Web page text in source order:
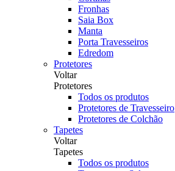
Fronhas
Saia Box
Manta
Porta Travesseiros
Edredom
Protetores
Voltar
Protetores
Todos os produtos
Protetores de Travesseiro
Protetores de Colchão
Tapetes
Voltar
Tapetes
Todos os produtos